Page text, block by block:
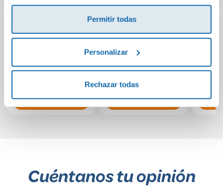
Permitir todas
Personalizar
Rechazar todas
Tarjetas de alto
Comprar
Ratón cocinero con
olla y cuchara
37,95€
Comprar
Cuéntanos tu opinión